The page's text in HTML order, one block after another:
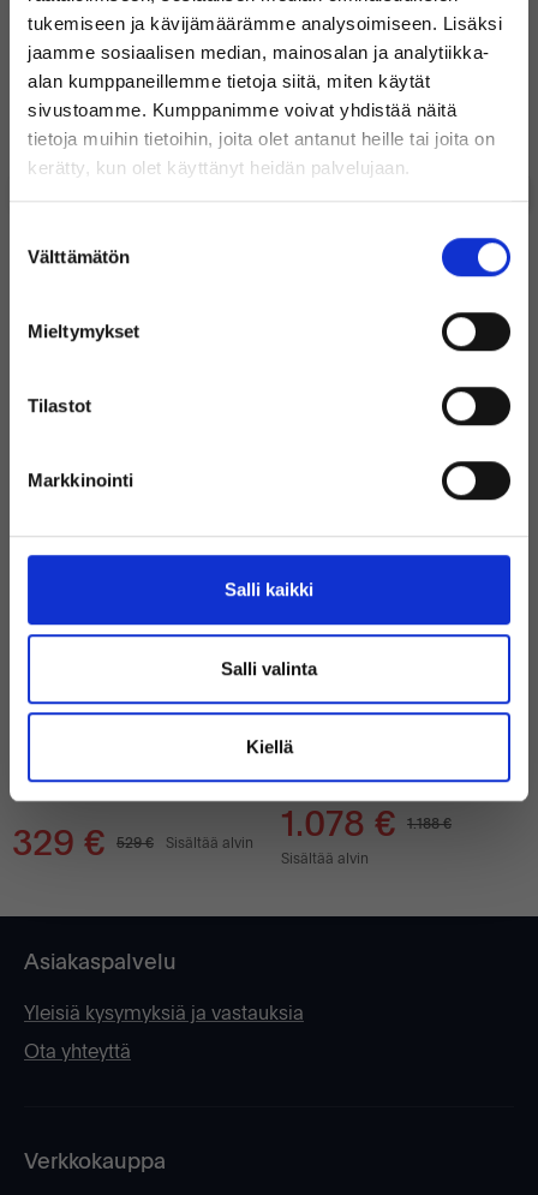
tukemiseen ja kävijämäärämme analysoimiseen. Lisäksi
jaamme sosiaalisen median, mainosalan ja analytiikka-
alan kumppaneillemme tietoja siitä, miten käytät
sivustoamme. Kumppanimme voivat yhdistää näitä
tietoja muihin tietoihin, joita olet antanut heille tai joita on
kerätty, kun olet käyttänyt heidän palvelujaan.
valinta
Välttämätön
Mieltymykset
Tilastot
Markkinointi
Salli kaikki
Salli valinta
Kiellä
Suosituimmat tuotteet
Microsoft Windows 11 Professional
0
Sisältää
alvin
DELL LATITUDE 7330
INTEL CORE I5-1235U 3.30GHz
329 € 529 € Sisältää alvin
9%
Hyvä
LENOVO THINKPAD T14S G3
1.078 €
1.188 €
Sisältää alvin
Asiakaspalvelu
Yleisiä kysymyksiä ja vastauksia
Ota yhteyttä
Verkkokauppa
Tervetuloa Inregon verkkokauppaan!